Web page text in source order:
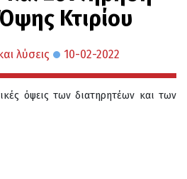
Κτιρίου
λύσεις 10-02-2022
όψεις των διατηρητέων και των